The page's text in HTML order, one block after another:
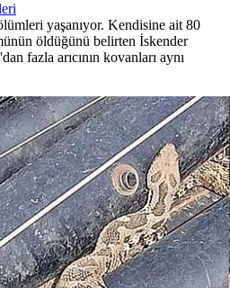
yaşanıyor. Kendisine ait 80
öldüğünü belirten İskender
fazla arıcının kovanları aynı